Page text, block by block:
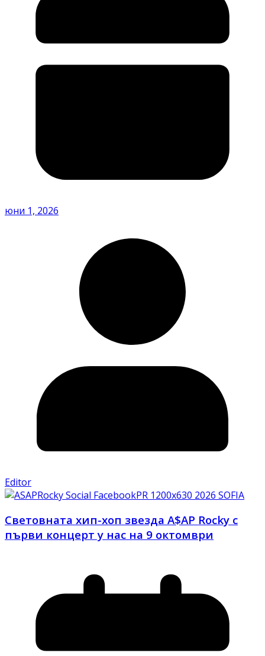
юни 1, 2026
Editor
Световната хип-хоп звезда A$AP Rocky с
първи концерт у нас на 9 октомври